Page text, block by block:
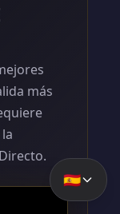
más
🇪🇸